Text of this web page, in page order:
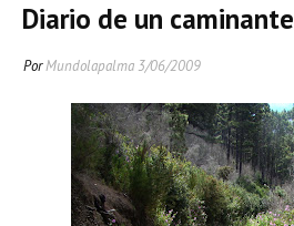
Diario de un caminante
PorMundolapalma 3/06/2009